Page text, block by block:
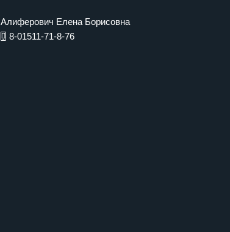
Алиферович Елена Борисовна
8-01511-71-8-76